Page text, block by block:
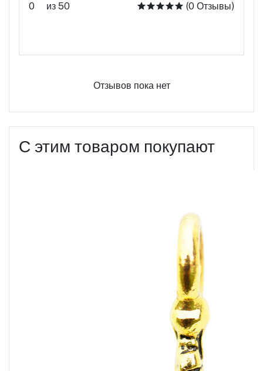
0 из 50 (0 Отзывы)
Отзывов пока нет
С этим товаром покупают